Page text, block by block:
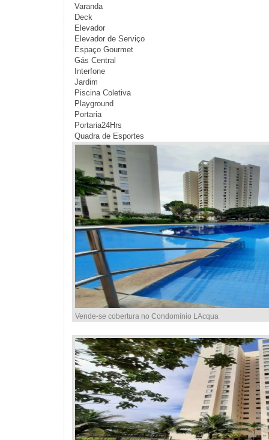
Varanda
Deck
Elevador
Elevador de Serviço
Espaço Gourmet
Gás Central
Interfone
Jardim
Piscina Coletiva
Playground
Portaria
Portaria24Hrs
Quadra de Esportes
Vende-se cobertura no Condomínio LAcqua